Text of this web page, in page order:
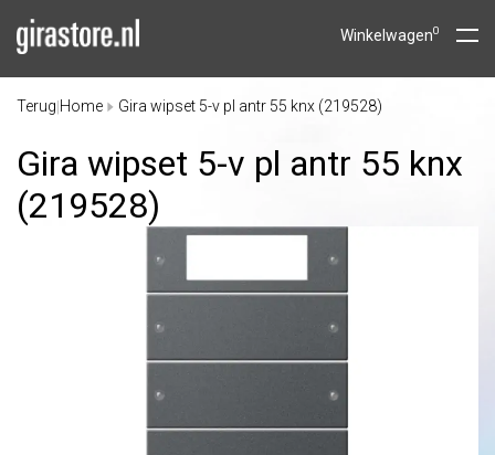
Winkelwagen0
Terug Home Gira wipset 5-v pl antr 55 knx (219528)
Gira wipset 5-v pl antr 55 knx
(219528)